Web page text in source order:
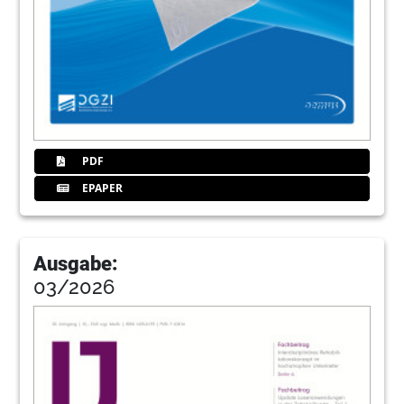
Hohlraumversiegelung als
Periimplantitisprophylaxe
Prof. Dr. Dr. Claus Udo Fritzemeier
59Straumann GmbH
Das Bicon-System: Einfach. Berechenbar.
63orangedental GmbH & Co. KG
64
Redaktion
Dentegris Deutschland GmbH
PDF
EPAPER
Ausgabe:
03/2026